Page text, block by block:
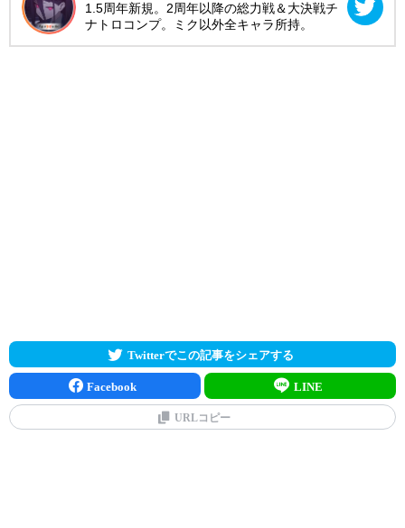
1.5周年新規。2周年以降の総力戦＆大決戦チ
ナトロコンプ。ミク以外全キャラ所持。
Twitterでこの記事をシェアする
Facebook LINE
URLコピー